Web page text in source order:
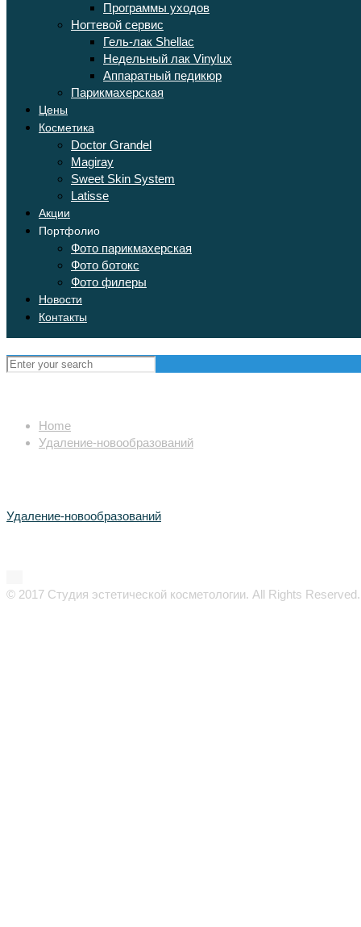
Программы уходов
Ногтевой сервис
Гель-лак Shellac
Недельный лак Vinylux
Аппаратный педикюр
Парикмахерская
Цены
Косметика
Doctor Grandel
Magiray
Sweet Skin System
Latisse
Акции
Портфолио
Фото парикмахерская
Фото ботокс
Фото филеры
Новости
Контакты
Home
Удаление-новообразований
Удаление-новообразований
© 2017 Студия эстетической косметологии. All Rights Reserved.